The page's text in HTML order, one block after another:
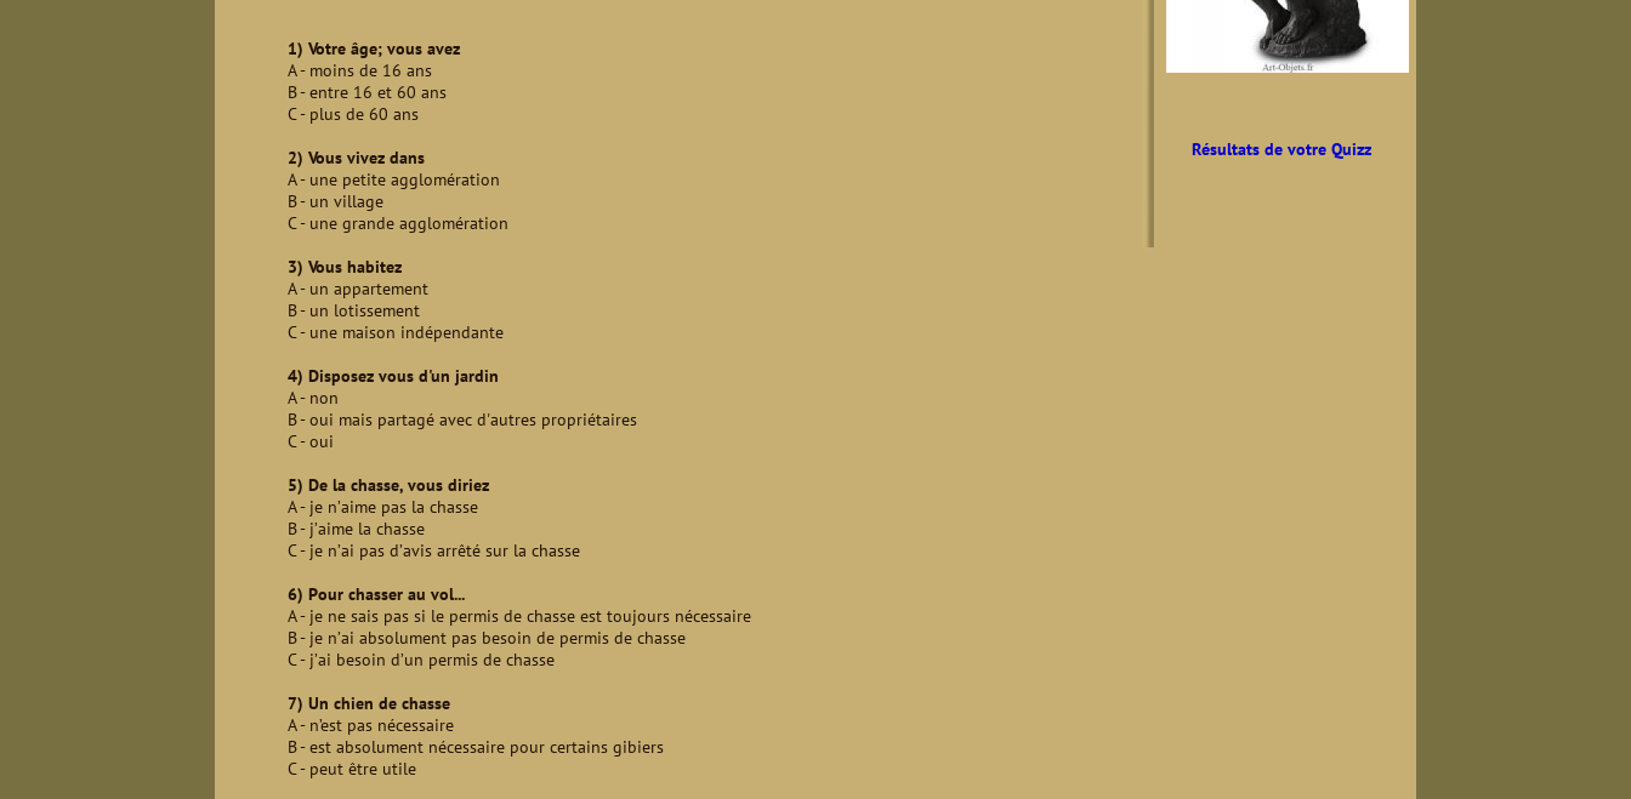
1) Votre âge; vous avez
A - moins de 16 ans
B - entre 16 et 60 ans
C - plus de 60 ans
2) Vous vivez dans
A - une petite agglomération
B - un village
C - une grande agglomération
3) Vous habitez
A - un appartement
B - un lotissement
C - une maison indépendante
4) Disposez vous d'un jardin
A - non
B - oui mais partagé avec d'autres propriétaires
C - oui
5) De la chasse, vous diriez
A - je n’aime pas la chasse
B - j’aime la chasse
C - je n’ai pas d’avis arrêté sur la chasse
6) Pour chasser au vol...
A - je ne sais pas si le permis de chasse est toujours nécessaire
B - je n’ai absolument pas besoin de permis de chasse
C - j’ai besoin d’un permis de chasse
7) Un chien de chasse
A - n’est pas nécessaire
B - est absolument nécessaire pour certains gibiers
C - peut être utile
Résultats de votre Quizz